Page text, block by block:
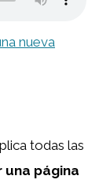
nueva
todas las
una página